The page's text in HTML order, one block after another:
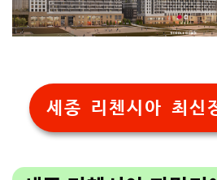
세종 리첸시아 최신